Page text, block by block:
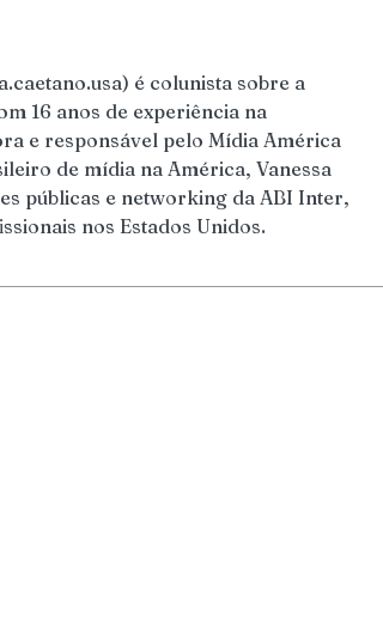
é colunista sobre a
16 anos de experiência na
e responsável pelo Mídia América
de mídia na América, Vanessa
públicas e networking da ABI Inter,
nos Estados Unidos.